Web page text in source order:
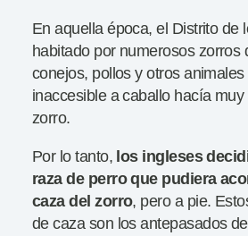
En aquella época, el Distrito de
habitado por numerosos zorros
conejos, pollos y otros
inaccesible a caballo hacía muy
zorro.
Por lo tanto,los ingleses
raza de perro que pudiera
caza del zorro, pero a pie.
de caza son los antepasados